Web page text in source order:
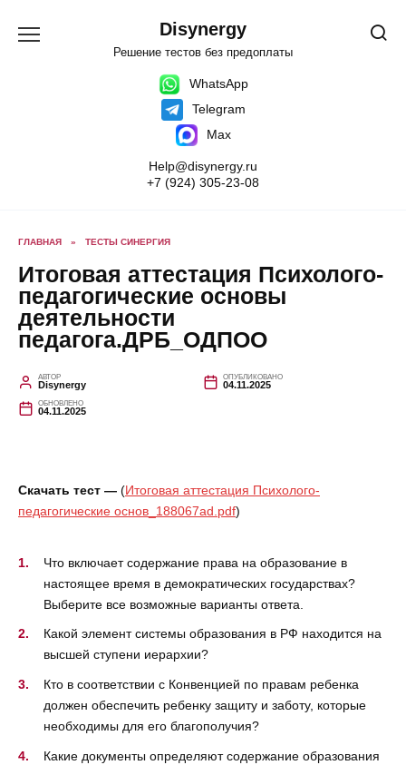
содержанию
Disynergy
Решение тестов без предоплаты
WhatsApp
Telegram
Max
Help@disynergy.ru
+7 (924) 305-23-08
ГЛАВНАЯ » ТЕСТЫ СИНЕРГИЯ
Итоговая аттестация Психолого-
педагогические основы
деятельности
педагога.ДРБ_ОДПОО
АВТОР
Disynergy
ОПУБЛИКОВАНО
04.11.2025
ОБНОВЛЕНО
04.11.2025
Скачать тест — (Итоговая аттестация Психолого-
педагогические основ_188067ad.pdf)
Что включает содержание права на образование в
настоящее время в демократических государствах?
Выберите все возможные варианты ответа.
Какой элемент системы образования в РФ находится на
высшей ступени иерархии?
Кто в соответствии с Конвенцией по правам ребенка
должен обеспечить ребенку защиту и заботу, которые
необходимы для его благополучия?
Какие документы определяют содержание образования